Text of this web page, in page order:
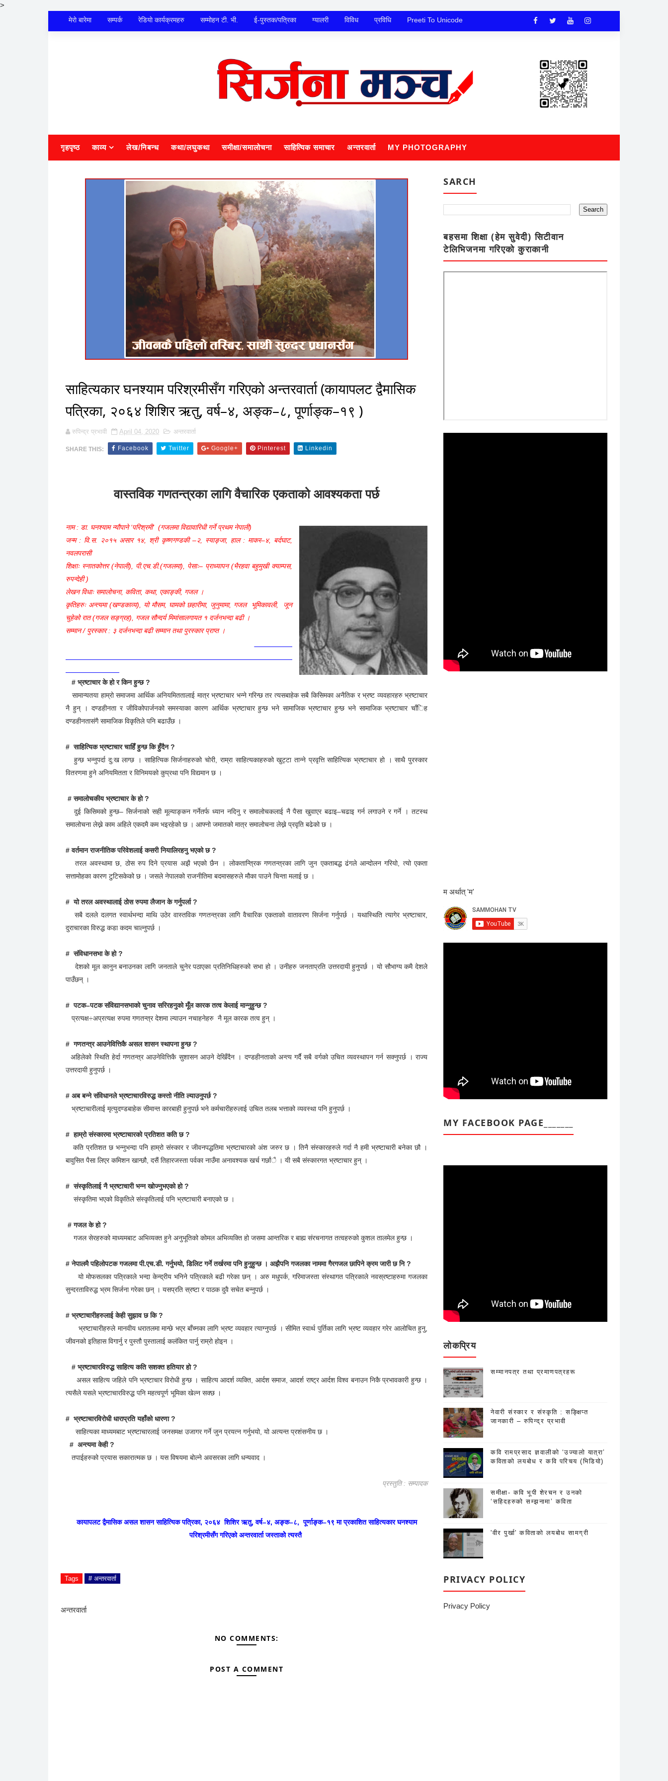
>
मेराे बारेमा सम्पर्क रेडियाे कार्यक्रमहरु सम्मोहन टी. भी. ई-पुस्तक/पत्रिका ग्यालरी विविध प्रविधि Preeti To Unicode
गृहपृष्ठ काव्य लेख/निबन्ध कथा/लघुकथा समीक्षा/समालोचना साहित्यिक समाचार अन्तरवार्ता MY PHOTOGRAPHY
साहित्यकार घनश्याम परिश्रमीसँग गरिएको अन्तरवार्ता (कायापलट द्वैमासिक
पत्रिका, २०६४ शिशिर ऋतु, वर्ष–४, अङ्क–८, पूर्णाङ्क–१९ )
Facebook Twitter Google+ Pinterest Linkedin
वास्तविक गणतन्त्रका लागि वैचारिक एकताको आवश्यकता पर्छ
नाम : डा. घनश्याम न्यौपाने ‘परिश्रमी’ (गजलमा विद्यावारिधी गर्ने प्रथम नेपाली)
जन्म : वि.स. २०१५ असार १४, श्री कृष्णगण्डकी –२, स्याङ्जा, हाल : माकर–४, बर्दघाट,
शिक्षाः स्नातकोत्तर (नेपाली), पी.एच.डी.(गजलमा), पेसाः– प्राध्यापन (भैरहवा बहुमुखी क्याम्पस,
रुपन्देही )
लेखन विधाः समालोचना, कविता, कथा, एकाङ्की, गजल ।
कृतिहरुः अन्त्यमा (खण्डकाव्य), यो मौसम, घामको छहारीमा, जुनुमामा, गजल भूमिकावली,जून
चुहेको रात (गजल सङ्ग्रह), गजल सौन्दर्य मिमांसालगायत १ दर्जनभन्दा बढी ।
सम्मान / पुरस्कार : ३ दर्जनभन्दा बढी सम्मान तथा पुरस्कार प्राप्त ।
# भ्रष्टाचार के हो र किन हुन्छ ?
नै हुन् । दण्डहीनता र जीविकोपार्जनको समस्याका कारण आर्थिक भ्रष्टाचार हुन्छ भने सामाजिक भ्रष्टाचार हुन्छ भने सामाजिक भ्रष्टाचार चाँिह
दण्डहीनतासंगै सामाजिक विकृतिले पनि बढाउँछ ।
हुन्छ भन्नुपर्दा दु:ख लाग्छ । साहित्यिक सिर्जनाहरुको चोरी, राम्रा साहित्यकाहरुको खुट्टा तान्ने प्रवृत्ति साहित्यिक भ्रष्टाचार हो । साथै पुरस्कार
वितरणमा हुने अनियमितता र विनिमयको कुप्रथा पनि विद्यमान छ ।
दुई किसिमको हुन्छ– सिर्जनाको सही मूल्याङ्कन गर्नेतर्फ ध्यान नदिनु र समालोचकलाई नै पैसा खुवाएर बढाइ–चढाइ गर्न लगाउने र गर्ने । तटस्थ
समालोचना लेख्ने काम अहिले एकदमै कम भइरहेको छ । आफ्नो जमातको मात्र समालोचना लेख्ने प्रवृति बढेको छ ।
तरल अवस्थामा छ, ठोस रुप दिने प्रयास अझै भएको छैन । लोकतान्त्रिक गणतन्त्रका लागि जुन एकताबद्ध ढंगले आन्दोलन गरियो, त्यो एकता
सत्तामोहका कारण टुटिसकेको छ । जसले नेपालको राजनीतिमा बदमासहरुले मौका पाउने चिन्ता मलाई छ ।
सबै दलले दलगत स्वार्थभन्दा माथि उठेर वास्तविक गणतन्त्रका लागि वैचारिक एकताको वातावरण सिर्जना गर्नुपर्छ । यथास्थिति त्यागेर भ्रष्टाचार,
दुराचारका विरुद्ध कडा कदम चाल्नुपर्छ ।
देशको मूल कानुन बनाउनका लागि जनताले चुनेर पठाएका प्रतिनिधिहरुको सभा हो । उनीहरु जनताप्रति उत्तरदायी हुनुपर्छ । यो सौभाग्य कमै देशले
पाउँछन् ।
# पटक–पटक संविद्यानसभाको चुनाव सरिरहनुको मूँल कारक तत्व केलाई मान्नुहुन्छ ?
प्रत्यक्ष÷अप्रत्यक्ष रुपमा गणतन्त्र देशमा ल्याउन नचाहनेहरु नै मूल कारक तत्व हुन् ।
अहिलेको स्थिति हेर्दा गणतन्त्र आउनेवित्तिकै सुशासन आउने देखिँदैन । दण्डहीनताको अन्त्य गर्दै सबै वर्गको उचित व्यवस्थापन गर्न सक्नुपर्छ । राज्य
उत्तरदायी हुनुपर्छ ।
# अब बन्ने संविधानले भ्रष्टाचारविरुद्ध कस्तो नीति ल्याउनुपर्छ ?
भ्रष्टाचारीलाई मृत्युदण्डबाहेक सीमान्त कारबाही हुनुपर्छ भने कर्मचारीहरुलाई उचित तलब भत्ताको व्यवस्था पनि हुनुपर्छ ।
कति प्रतिशत छ भन्नुभन्दा पनि हाम्रो संस्कार र जीवनपद्धतिमा भ्रष्टाचारको अंश जरुर छ । तिनै संस्कारहरुले गर्दा नै हमी भ्रष्टाचारी बनेका छौ ।
बावुसित पैसा लिएर कमिशन खान्छौ, दसैं तिहारजस्ता पर्वका नाउँमा अनावश्यक खर्च गर्छांै । यी सबै संस्कारगत भ्रष्टाचार हुन् ।
# संस्कृतिलाई नै भ्रष्टाचारी भन्न खोज्नुभएको हो ?
संस्कृतिमा भएको विकृतिले संस्कृतिलाई पनि भ्रष्टाचारी बनाएको छ ।
# गजल के हो ?
गजल सेरहरुको माध्यमबाट अभिव्यक्त हुने अनुभूतिको कोमल अभिव्यक्ति हो जसमा आन्तरिक र बाह्य संरचनागत तत्वहरुको कुशल तालमेल हुन्छ ।
यो मोफसलका पत्रिकाले भन्दा केन्द्रीय भनिने पत्रिकाले बढी गरेका छन् । अरु मधुपर्क, गरिमाजस्ता संस्थागत पत्रिकाले नवस्रष्टाहरुमा गजलका
सुन्दरताविरुद्ध भ्रम सिर्जना गरेका छन् । यसप्रति स्रष्टा र पाठक दुवै सचेत बन्नुपर्छ ।
भ्रष्टाचारीहरुले मानवीय धरातलमा मान्छे भएर बाँच्नका लागि भ्रष्ट व्यवहार त्याग्नुपर्छ । सीमित स्वार्थ पुर्तिका लागि भ्रष्ट व्यवहार गरेर आलोचित हुनु,
जीवनको इतिहास विगार्नु र पुस्तौ पुस्तालाई कलंकित पार्नु राम्रो होइन ।
असल साहित्य जहिले पनि भ्रष्टाचार विरोधी हुन्छ । साहित्य आदर्श व्यक्ति, आर्दश समाज, आदर्श राष्ट्र आर्दश विश्व बनाउन निकै प्रभावकारी हुन्छ ।
त्यसैले यसले भ्रष्टाचारविरुद्ध पनि महत्वपूर्ण भूमिका खेल्न सक्छ ।
# भ्रष्टाचारविरोधी धाराप्रति यहाँको धारणा ?
SARCH
बहसमा शिक्षा (हेम सुवेदी) सिटीवान
टेलिभिजनमा गरिएको कुराकानी
म अर्थात् 'म'
MY FACEBOOK PAGE_______
लोकप्रिय
सम्मानपत्र तथा प्रमाणपत्रहरू
नेवारी संस्कार र संस्कृति : सङ्क्षिप्त
जानकारी – रुपिन्द्र प्रभावी
कवि रामप्रसाद ज्ञवालीको ‘उज्यालो यात्रा’
कविताको लयबोध र कवि परिचय (भिडियो)
समीक्षा- कवि भूपी शेरचन र उनको
‘सहिदहरुको सम्झनामा’ कविता
'वीर पुर्खा' कविताको लयबोध सामग्री
PRIVACY POLICY
Privacy Policy